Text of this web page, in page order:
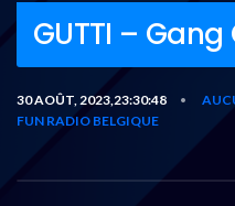
GUTTI – Gang
30 AOÛT, 2023,23:30:48 •
FUN RADIO BELGIQUE